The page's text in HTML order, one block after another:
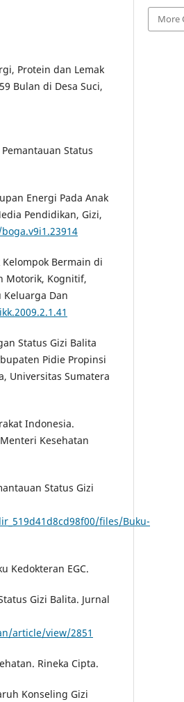
Protein dan Lemak
Bulan di Desa Suci,
Status
Energi Pada Anak
Pendidikan, Gizi,
Bermain di
Motorik, Kognitif,
Keluarga Dan
Status Gizi Balita
Pidie Propinsi
Universitas Sumatera
Indonesia.
Kesehatan
Status Gizi
files/Buku-
Kedokteran EGC.
Gizi Balita. Jurnal
article/view/2851
Rineka Cipta.
Konseling Gizi
More